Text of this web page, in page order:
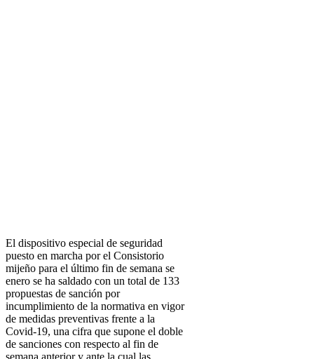
El dispositivo especial de seguridad
puesto en marcha por el Consistorio
mijeño para el último fin de semana se
enero se ha saldado con un total de 133
propuestas de sanción por
incumplimiento de la normativa en vigor
de medidas preventivas frente a la
Covid-19, una cifra que supone el doble
de sanciones con respecto al fin de